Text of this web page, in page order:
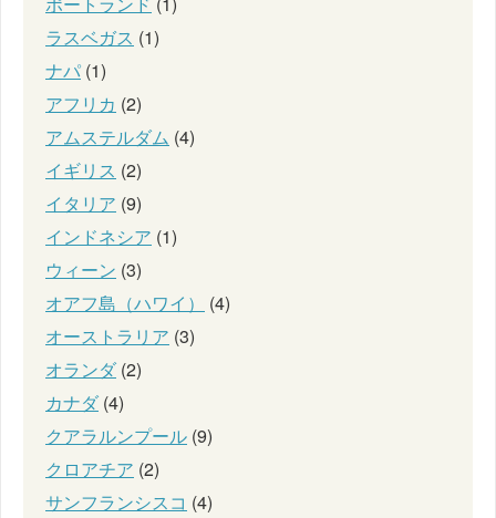
ラスベガス (1)
ナパ (1)
アフリカ (2)
アムステルダム (4)
イギリス (2)
イタリア (9)
インドネシア (1)
ウィーン (3)
オアフ島（ハワイ）
(4)
オーストラリア (3)
オランダ(2)
カナダ(4)
クアラルンプール (9)
クロアチア (2)
サンフランシスコ (4)